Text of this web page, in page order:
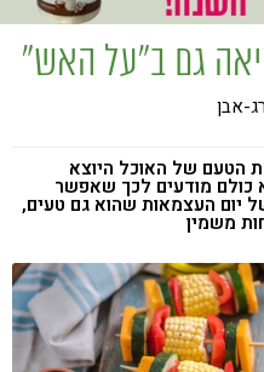
מתכוני בריאות
שינוי תזונתי
מזונות על
תזונה וספורט
טעים להכיר
טבעונות
גם ב"על האש"
אבן
הטעם של האוכל היוצא
כולם מודעים לכך שאפשר
יום העצמאות שהוא גם טעים,
משמין